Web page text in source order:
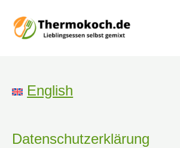
Zum
Inhalt
English
Datenschutzerklärung